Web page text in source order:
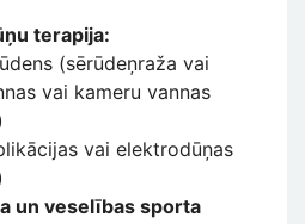
terapija:
(sērūdeņraža vai
vai kameru vannas
vai elektrodūņas
un veselības sporta